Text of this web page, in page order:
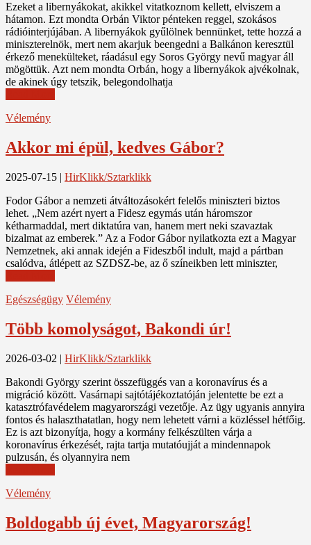
Ezeket a libernyákokat, akikkel vitatkoznom kellett, elviszem a
hátamon. Ezt mondta Orbán Viktor pénteken reggel, szokásos
rádióinterjújában. A libernyákok gyűlölnek bennünket, tette hozzá a
miniszterelnök, mert nem akarjuk beengedni a Balkánon keresztül
érkező menekülteket, ráadásul egy Soros György nevű magyar áll
mögöttük. Azt nem mondta Orbán, hogy a libernyákok ajvékolnak,
de akinek úgy tetszik, belegondolhatja
Vélemény
Akkor mi épül, kedves Gábor?
2025-07-15 | HirKlikk/Sztarklikk
Fodor Gábor a nemzeti átváltozásokért felelős miniszteri biztos
lehet. „Nem azért nyert a Fidesz egymás után háromszor
kétharmaddal, mert diktatúra van, hanem mert neki szavaztak
bizalmat az emberek.” Az a Fodor Gábor nyilatkozta ezt a Magyar
Nemzetnek, aki annak idején a Fideszből indult, majd a pártban
csalódva, átlépett az SZDSZ-be, az ő színeikben lett miniszter,
Egészségügy Vélemény
Több komolyságot, Bakondi úr!
2026-03-02 | HirKlikk/Sztarklikk
Bakondi György szerint összefüggés van a koronavírus és a
migráció között. Vasárnapi sajtótájékoztatóján jelentette be ezt a
katasztrófavédelem magyarországi vezetője. Az ügy ugyanis annyira
fontos és halaszthatatlan, hogy nem lehetett várni a közléssel hétfőig.
Ez is azt bizonyítja, hogy a kormány felkészülten várja a
koronavírus érkezését, rajta tartja mutatóujját a mindennapok
pulzusán, és olyannyira nem
Vélemény
Boldogabb új évet, Magyarország!